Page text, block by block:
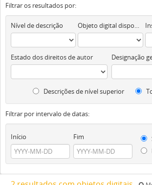
Filtrar os resultados por:
Nível de descrição Objeto digital disponível
Estado dos direitos de autor Designação
Descrições de nível superior
Filtrar por intervalo de datas:
Início Fim